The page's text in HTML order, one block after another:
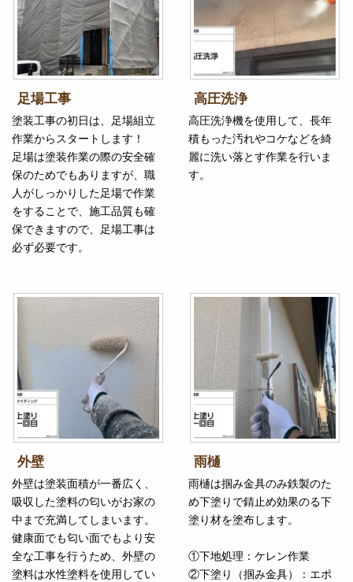
足場工事
塗装工事の初日は、足場組立
作業からスタートします！
足場は塗装作業の際の安全確
保のためでもありますが、職
人がしっかりした足場で作業
をすることで、施工品質も確
保できますので、足場工事は
必ず必要です。
高圧洗浄
高圧洗浄機を使用して、長年
積もった汚れやコケなどを綺
麗に洗い落とす作業を行いま
す。
外壁
外壁は塗装面積が一番広く、
吸収した塗料の匂いがお家の
中まで充満してしまいます。
健康面でも匂い面でもより安
全な工事を行うため、外壁の
塗料は水性塗料を使用してい
雨樋
雨樋は掴み金具のみ鉄製のた
め下塗りで錆止め効果のる下
塗り材を塗布します。
①下地処理：ケレン作業
②下塗り（掴み金具）：エポ